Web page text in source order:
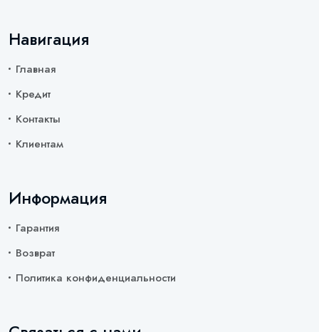
Навигация
Главная
Кредит
Контакты
Клиентам
Информация
Гарантия
Возврат
Политика конфиденциальности